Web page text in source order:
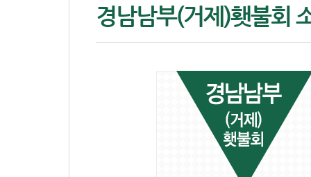
경남남부(거제)횃불회